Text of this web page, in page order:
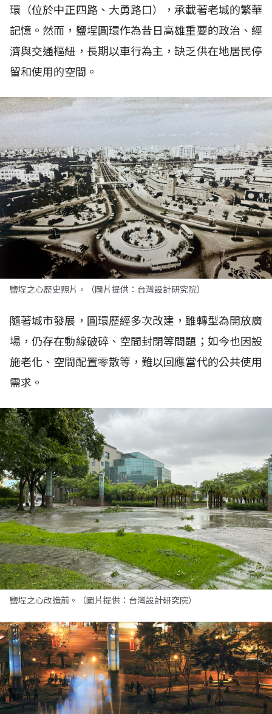
環（位於中正四路、大勇路口），承載著老城的繁華
記憶。然而，鹽埕圓環作為昔日高雄重要的政治、經
濟與交通樞紐，長期以車行為主，缺乏供在地居民停
留和使用的空間。
鹽埕之心歷史照片。（圖片提供：台灣設計研究院）
隨著城市發展，圓環歷經多次改建，雖轉型為開放廣
場，仍存在動線破碎、空間封閉等問題；如今也因設
施老化、空間配置零散等，難以回應當代的公共使用
需求。
鹽埕之心改造前。（圖片提供：台灣設計研究院）